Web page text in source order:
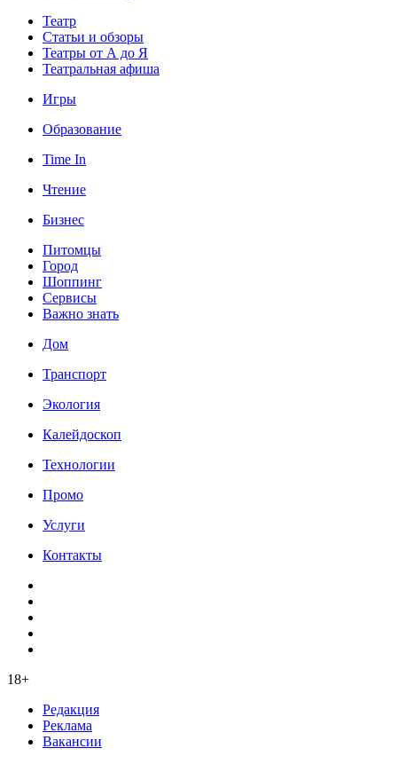
Театр
Статьи и обзоры
Театры от А до Я
Театральная афиша
Игры
Образование
Time In
Чтение
Бизнес
Питомцы
Город
Шоппинг
Сервисы
Важно знать
Дом
Транспорт
Экология
Калейдоскоп
Технологии
Промо
Услуги
Контакты
18+
Редакция
Реклама
Вакансии